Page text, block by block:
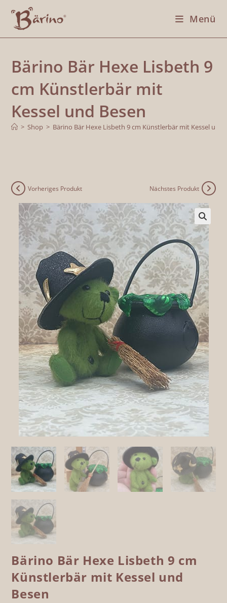
Menü
Bärino Bär Hexe Lisbeth 9
cm Künstlerbär mit
Kessel und Besen
> Shop > Bärino Bär Hexe Lisbeth 9 cm Künstlerbär mit Kessel und
Vorheriges Produkt Nächstes Produkt
Bärino Bär Hexe Lisbeth 9 cm
Künstlerbär mit Kessel und
Besen